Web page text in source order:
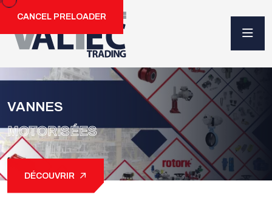
CANCEL PRELOADER
VANNES
MOTORISÉES
DÉCOUVRIR